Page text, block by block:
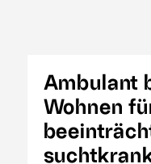
Ambulant
Wohnen